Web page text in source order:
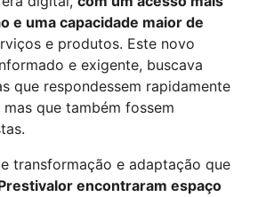
e uma capacidade maior de
e produtos. Este novo
e exigente, buscava
que respondessem rapidamente
mas que também fossem
transformação e adaptação que
encontraram espaço